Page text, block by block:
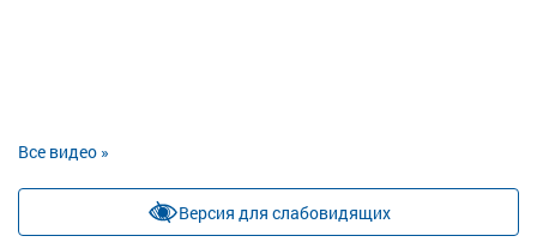
Все видео »
Версия для слабовидящих